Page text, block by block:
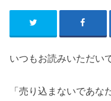
いつもお読みいただい
「売り込まないであ